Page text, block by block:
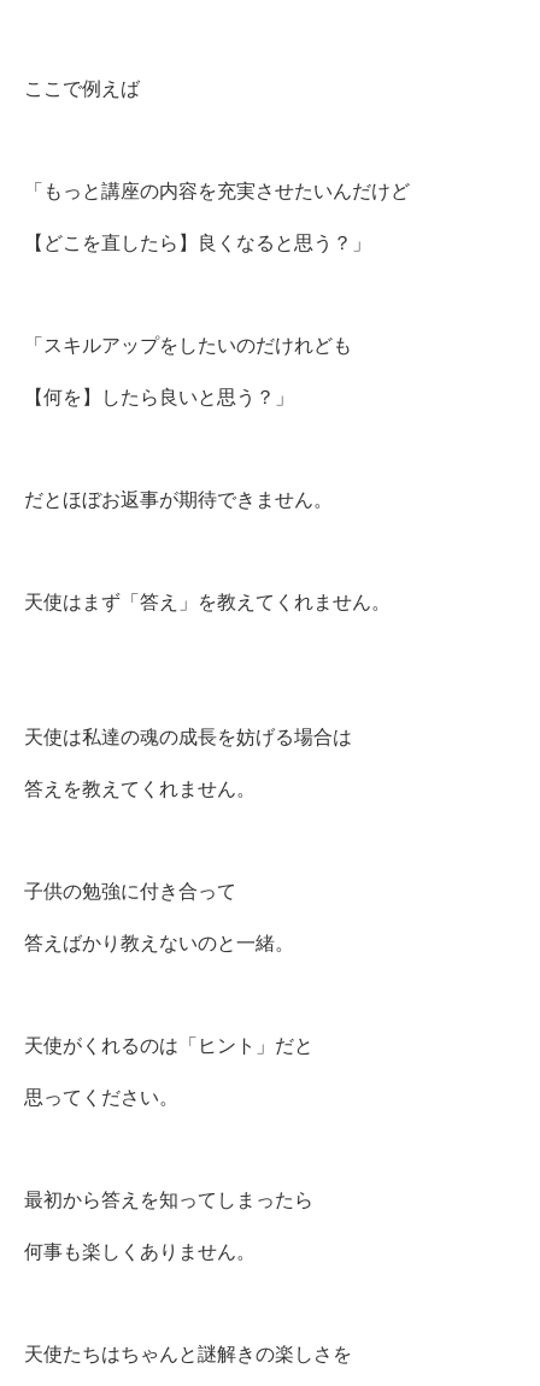
ここで例えば
「もっと講座の内容を充実させたいんだけど
【どこを直したら】良くなると思う？」
「スキルアップをしたいのだけれども
【何を】したら良いと思う？」
だとほぼお返事が期待できません。
天使はまず「答え」を教えてくれません。
天使は私達の魂の成長を妨げる場合は
答えを教えてくれません。
子供の勉強に付き合って
答えばかり教えないのと一緒。
天使がくれるのは「ヒント」だと
思ってください。
最初から答えを知ってしまったら
何事も楽しくありません。
天使たちはちゃんと謎解きの楽しさを